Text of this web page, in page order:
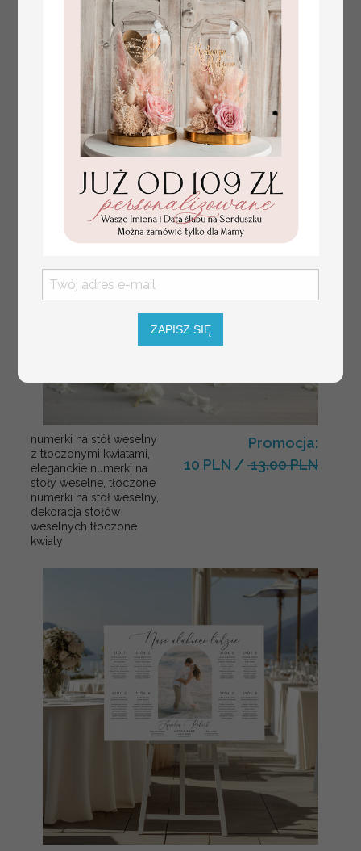
ślubne wizytówki winietki
na stół weselny, złote
lub srebrne napisy
tłoczone kwiaty na
winietkach ślubnych
2.4 PLN/ 3.00 PLN
numerki na stół weselny
z tłoczonymi kwiatami,
eleganckie numerki na
stoły weselne, tłoczone
numerki na stół weselny,
dekoracja stołów
weselnych tłoczone
kwiaty
Promocja:
10 PLN / 13.00 PLN
ZAPISZ SIĘ